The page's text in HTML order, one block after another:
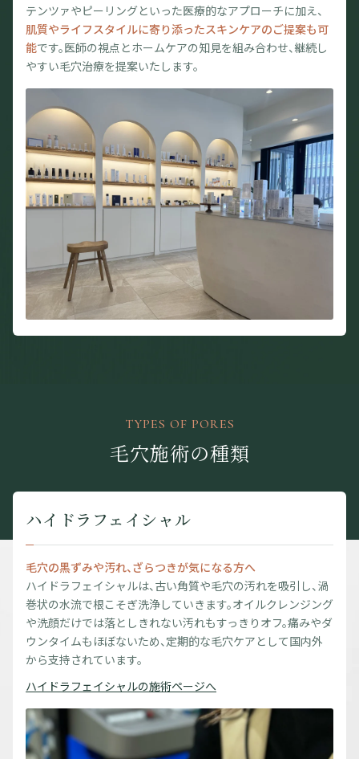
テンツァやピーリングといった医療的なアプローチに加え、
肌質やライフスタイルに寄り添ったスキンケアのご提案も可
能です。医師の視点とホームケアの知見を組み合わせ、継続し
やすい毛穴治療を提案いたします。
TYPES OF PORES
毛穴施術の種類
ハイドラフェイシャル
毛穴の黒ずみや汚れ、ざらつきが気になる方へ
ハイドラフェイシャルは、古い角質や毛穴の汚れを吸引し、渦
巻状の水流で根こそぎ洗浄していきます。オイルクレンジング
や洗顔だけでは落としきれない汚れもすっきりオフ。痛みやダ
ウンタイムもほぼないため、定期的な毛穴ケアとして国内外
から支持されています。
ハイドラフェイシャルの施術ページへ